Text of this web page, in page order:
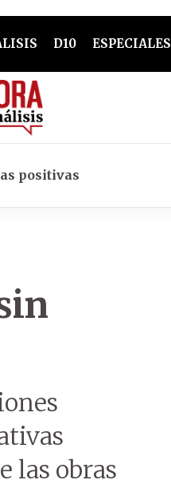
D10 ESPECIALES
positivas
las obras